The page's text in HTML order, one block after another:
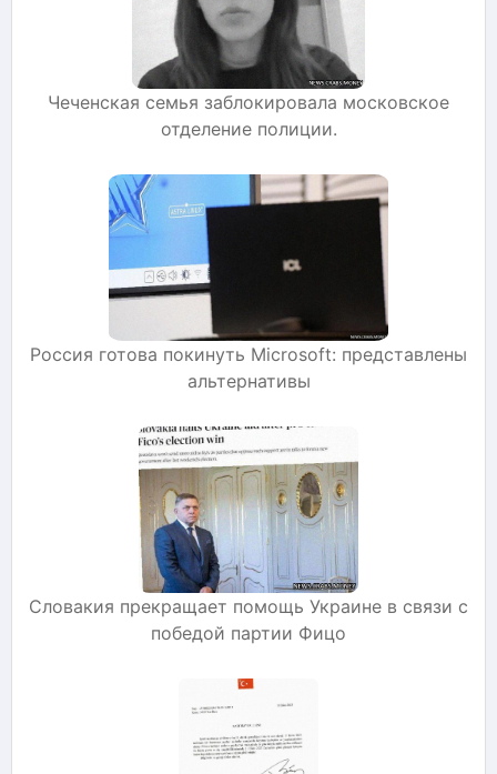
Чеченская семья заблокировала московское
отделение полиции.
Россия готова покинуть Microsoft: представлены
альтернативы
Словакия прекращает помощь Украине в связи с
победой партии Фицо